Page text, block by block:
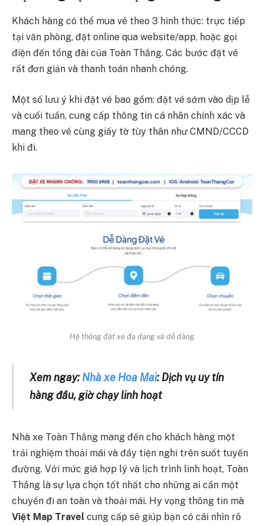
Khách hàng có thể mua vé theo 3 hình thức: trực tiếp
tại văn phòng, đặt online qua website/app, hoặc gọi
điện đến tổng đài của Toàn Thắng. Các bước đặt vé
rất đơn giản và thanh toán nhanh chóng.
Một số lưu ý khi đặt vé bao gồm: đặt vé sớm vào dịp lễ
và cuối tuần, cung cấp thông tin cá nhân chính xác và
mang theo vé cùng giấy tờ tùy thân như CMND/CCCD
khi đi.
Hệ thống đặt xe đa dạng và dễ dàng
Xem ngay:Nhà xe Hoa Mai: Dịch vụ uy tín
hàng đầu, giờ chạy linh hoạt
Nhà xe Toàn Thắng mang đến cho khách hàng một
trải nghiệm thoải mái và đầy tiện nghi trên suốt tuyến
đường. Với mức giá hợp lý và lịch trình linh hoạt, Toàn
Thắng là sự lựa chọn tốt nhất cho những ai cần một
chuyến đi an toàn và thoải mái. Hy vọng thông tin mà
Việt Map Travel cung cấp sẽ giúp bạn có cái nhìn rõ